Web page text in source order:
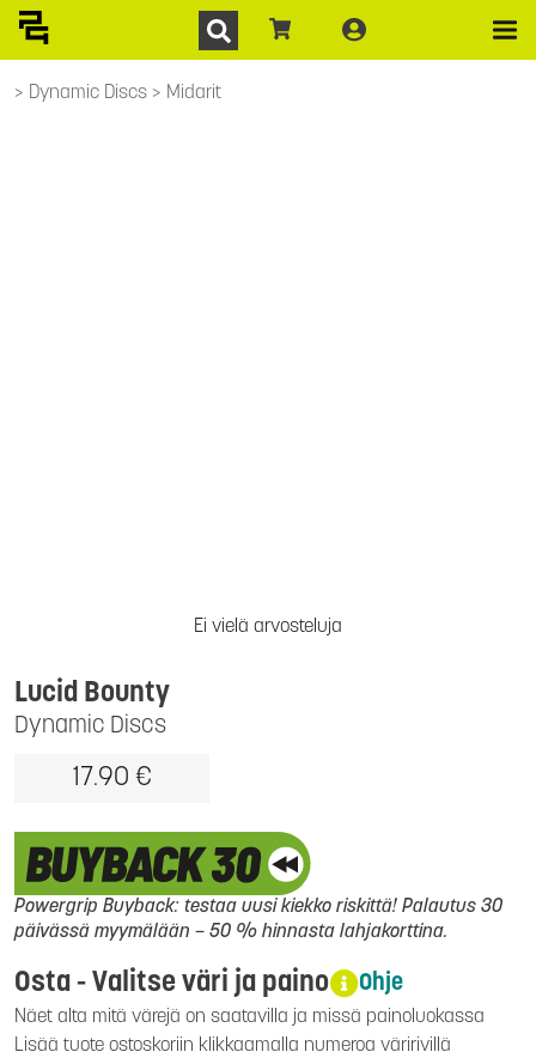
Dynamic Discs Midarit
Ei vielä arvosteluja
Dynamic Discs
Lucid Bounty
17.90 €
Powergrip Buyback: testaa uusi kiekko riskittä! Palautus 30
päivässä myymälään – 50 % hinnasta lahjakorttina.
Osta - Valitse väri ja paino Ohje
Näet alta mitä värejä on saatavilla ja missä painoluokassa
Lisää tuote ostoskoriin klikkaamalla numeroa väririvillä